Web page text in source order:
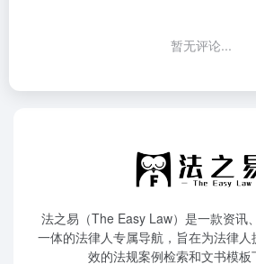
暂无评论...
法之易（The Easy Law）是一款资讯
一体的法律人专属导航，旨在为法律
效的法规案例检索和文书模板